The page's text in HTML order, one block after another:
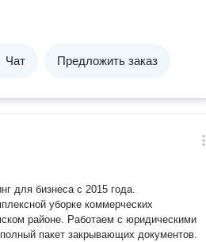
Чат Предложить заказ
для бизнеса с 2015 года.
уборке коммерческих
районе. Работаем с юридическими
пакет закрывающих документов.